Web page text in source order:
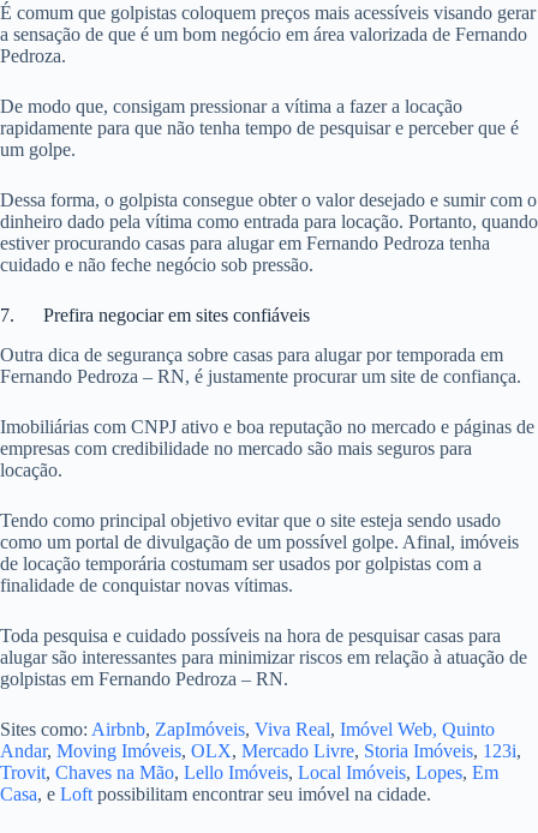
É comum que golpistas coloquem preços mais acessíveis visando gerar
a sensação de que é um bom negócio em área valorizada de Fernando
Pedroza.
De modo que, consigam pressionar a vítima a fazer a locação
rapidamente para que não tenha tempo de pesquisar e perceber que é
um golpe.
Dessa forma, o golpista consegue obter o valor desejado e sumir com o
dinheiro dado pela vítima como entrada para locação. Portanto, quando
estiver procurando casas para alugar em Fernando Pedroza tenha
cuidado e não feche negócio sob pressão.
7. Prefira negociar em sites confiáveis
Outra dica de segurança sobre casas para alugar por temporada em
Fernando Pedroza – RN, é justamente procurar um site de confiança.
Imobiliárias com CNPJ ativo e boa reputação no mercado e páginas de
empresas com credibilidade no mercado são mais seguros para
locação.
Tendo como principal objetivo evitar que o site esteja sendo usado
como um portal de divulgação de um possível golpe. Afinal, imóveis
de locação temporária costumam ser usados por golpistas com a
finalidade de conquistar novas vítimas.
Toda pesquisa e cuidado possíveis na hora de pesquisar casas para
alugar são interessantes para minimizar riscos em relação à atuação de
golpistas em Fernando Pedroza – RN.
Sites como: Airbnb, ZapImóveis, Viva Real, Imóvel Web, Quinto
Andar, Moving Imóveis, OLX, Mercado Livre, Storia Imóveis, 123i,
Trovit, Chaves na Mão, Lello Imóveis, Local Imóveis, Lopes, Em
Casa, e Loft possibilitam encontrar seu imóvel na cidade.